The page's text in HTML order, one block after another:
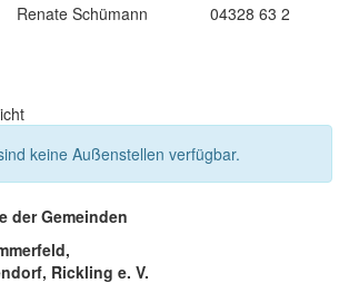
Schümann 04328 63 2
keine Außenstellen verfügbar.
der Gemeinden
Rickling e. V.